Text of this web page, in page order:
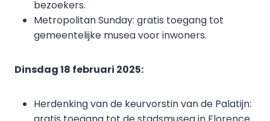
bezoekers.
Metropolitan Sunday: gratis toegang tot
gemeentelijke musea voor inwoners.
Dinsdag 18 februari 2025:
Herdenking van de keurvorstin van de Palatijn: